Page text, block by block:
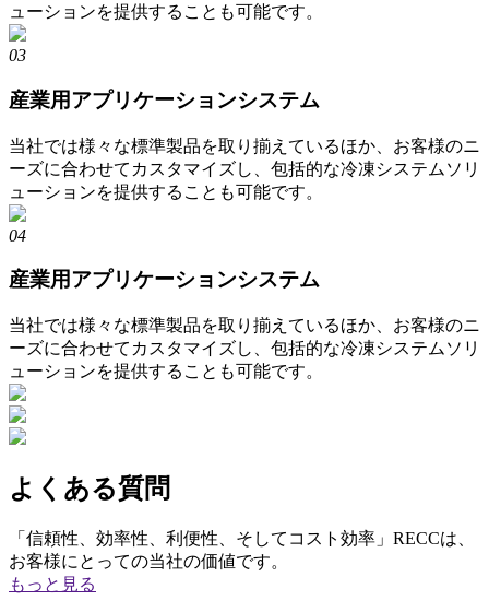
ューションを提供することも可能です。
03
産業用アプリケーションシステム
当社では様々な標準製品を取り揃えているほか、お客様のニ
ーズに合わせてカスタマイズし、包括的な冷凍システムソリ
ューションを提供することも可能です。
04
産業用アプリケーションシステム
当社では様々な標準製品を取り揃えているほか、お客様のニ
ーズに合わせてカスタマイズし、包括的な冷凍システムソリ
ューションを提供することも可能です。
よくある質問
「信頼性、効率性、利便性、そしてコスト効率」RECCは、
お客様にとっての当社の価値です。
もっと見る